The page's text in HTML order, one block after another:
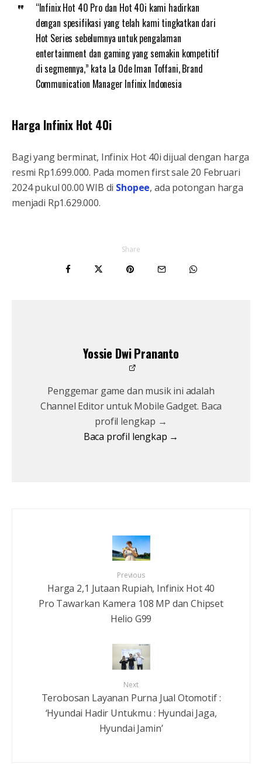
“Infinix Hot 40 Pro dan Hot 40i kami hadirkan
dengan spesifikasi yang telah kami tingkatkan dari
Hot Series sebelumnya untuk pengalaman
entertainment dan gaming yang semakin kompetitif
di segmennya,” kata La Ode Iman Toffani, Brand
Communication Manager Infinix Indonesia
Harga Infinix Hot 40i
Bagi yang berminat, Infinix Hot 40i dijual dengan harga
resmi Rp1.699.000. Pada momen first sale 20 Februari
2024 pukul 00.00 WIB di Shopee, ada potongan harga
menjadi Rp1.629.000.
Share
Yossie Dwi Prananto
Penggemar game dan musik ini adalah
Channel Editor untuk Mobile Gadget. Baca
profil lengkap →
Baca profil lengkap →
Previous
Harga 2,1 Jutaan Rupiah, Infinix Hot 40
Pro Tawarkan Kamera 108 MP dan Chipset
Helio G99
Next
Terobosan Layanan Purna Jual Otomotif :
‘Hyundai Hadir Untukmu : Hyundai Jaga,
Hyundai Jamin’